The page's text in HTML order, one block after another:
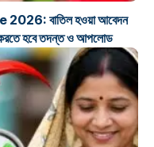
বাতিল হওয়া আবেদন
করতে হবে তদন্ত ও আপলোড